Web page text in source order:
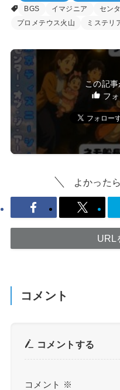
BGS
イマジニア セン
プロメテウス火山
ミステリ
この記
フ
よかった
URL
コメント
コメントする
コメント ※